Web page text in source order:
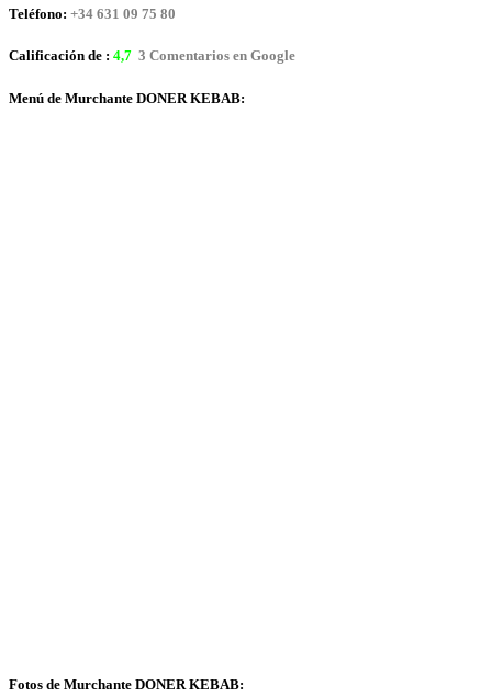
Teléfono: +34 631 09 75 80
Calificación de : 4,7 3 Comentarios en Google
Menú de Murchante DONER KEBAB:
Fotos de Murchante DONER KEBAB: